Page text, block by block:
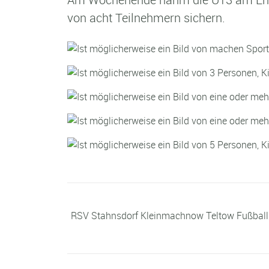
von acht Teilnehmern sichern.
RSV Stahnsdorf Kleinmachnow Teltow Fußball